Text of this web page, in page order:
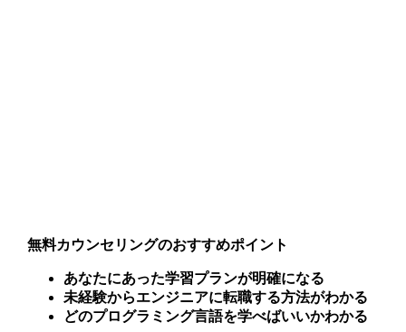
無料カウンセリングのおすすめポイント
あなたにあった学習プランが明確になる
未経験からエンジニアに転職する方法がわかる
どのプログラミング言語を学べばいいかわかる